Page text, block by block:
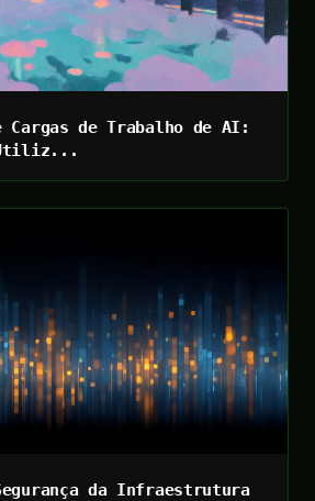
Cargas de Trabalho de AI:
Utiliz...
da Infraestrutura